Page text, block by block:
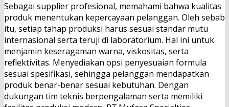
Sebagai supplier profesional, memahami bahwa kualitas
produk menentukan kepercayaan pelanggan. Oleh sebab
itu, setiap tahap produksi harus sesuai standar mutu
internasional serta teruji di laboratorium. Hal ini untuk
menjamin keseragaman warna, viskositas, serta
reflektivitas. Menyediakan opsi penyesuaian formula
sesuai spesifikasi, sehingga pelanggan mendapatkan
produk benar-benar sesuai kebutuhan. Dengan
dukungan tim teknis berpengalaman serta memiliki